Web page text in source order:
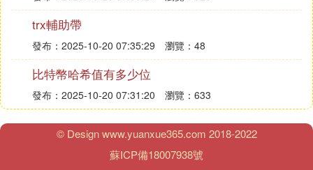
金,即使從2月開啟了暴跌模式到目前為止依舊也有64
00美元的價格。比特幣的未來只有兩種可能。
Ⅳ 以太坊區塊鏈ETH目前存在哪些問題
以太坊區塊鏈目前暴露出三大問題，長時間以來其創
始人Vitalik Buterin一直無力解讀。第一是以太坊區塊
鏈整體很低的性能和TPS；第二是資源不隔離，Cryp
toKitties虛擬貓咪的事件，一度占據了整個以太坊 2
trx輔助帶
發布：2025-10-20 07:35:29 瀏覽：48
比特幣哈希值有多少位
發布：2025-10-20 07:31:20 瀏覽：633
© Design www.yuanxue365.com 2018-2022
蘇ICP備18007938號